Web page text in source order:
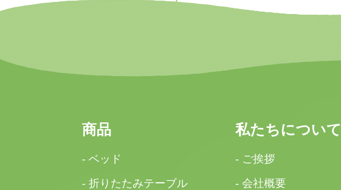
商品
- ベッド
- 折りたたみテーブル
私たちについて
- ご挨拶
- 会社概要